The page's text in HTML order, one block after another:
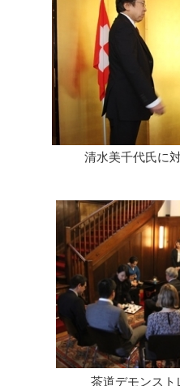
清水美千代氏に
茶道デモンスト